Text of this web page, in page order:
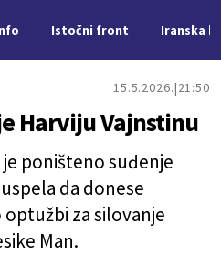
Istočni front Iranska
15.5.2026. 21:50
Harviju Vajnstinu
poništeno suđenje
da donese
za silovanje
Man.